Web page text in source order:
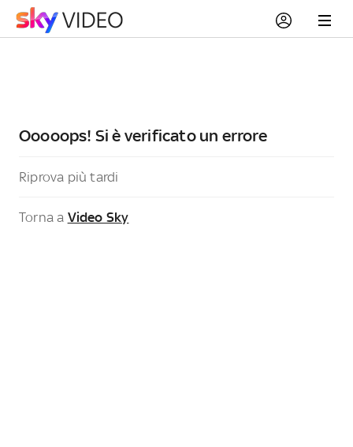
Ooooops! Si è verificato un errore
Riprova più tardi
Torna a Video Sky